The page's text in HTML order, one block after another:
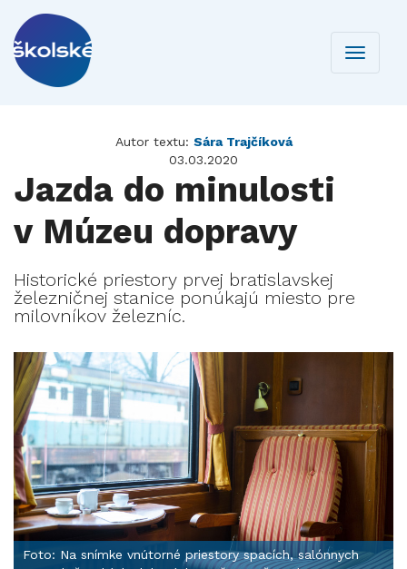
Toggle
Autor textu: Sára Trajčíková
03.03.2020
Jazda do minulosti
v Múzeu dopravy
Historické priestory prvej bratislavskej
železničnej stanice ponúkajú miesto pre
milovníkov železníc.
Foto: Na snímke vnútorné priestory spacích, salónnych